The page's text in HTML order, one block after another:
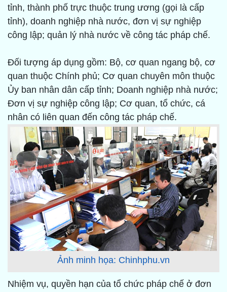
tỉnh, thành phố trực thuộc trung ương (gọi là cấp
tỉnh), doanh nghiệp nhà nước, đơn vị sự nghiệp
công lập; quản lý nhà nước về công tác pháp chế.
Đối tượng áp dụng gồm: Bộ, cơ quan ngang bộ, cơ
quan thuộc Chính phủ; Cơ quan chuyên môn thuộc
Ủy ban nhân dân cấp tỉnh; Doanh nghiệp nhà nước;
Đơn vị sự nghiệp công lập; Cơ quan, tổ chức, cá
nhân có liên quan đến công tác pháp chế.
Ảnh minh họa: Chinhphu.vn
Nhiệm vụ, quyền hạn của tổ chức pháp chế ở đơn